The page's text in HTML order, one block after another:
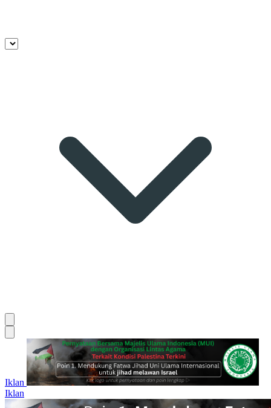
Iklan
Iklan